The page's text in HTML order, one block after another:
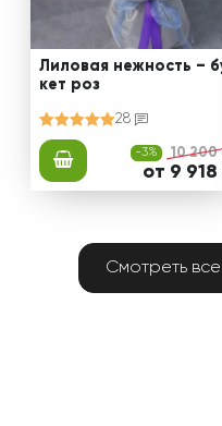
Лиловая нежность –
кет роз
28
-3% 10 200
от 9 918
Смотреть